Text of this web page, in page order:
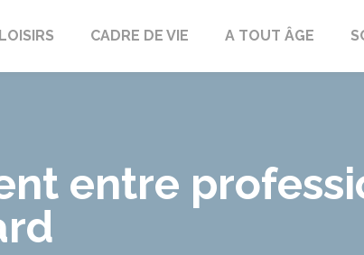
LOISIRS CADRE DE VIE A TOUT ÂGE
entre